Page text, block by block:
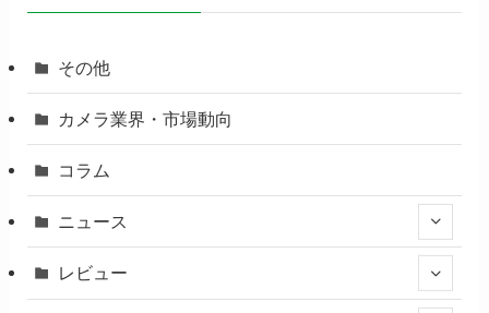
その他
カメラ業界・市場動向
コラム
ニュース
レビュー